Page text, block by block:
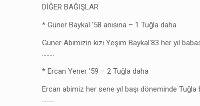
DİĞER BAĞIŞLAR
* Güner Baykal '58 anısına – 1 Tuğla daha
Güner Abimizin kızı Yeşim Baykal'83 her yıl
……..
* Ercan Yener '59 – 2 Tuğla daha
Ercan abimiz her sene yıl başı döneminde Tuğla
……..